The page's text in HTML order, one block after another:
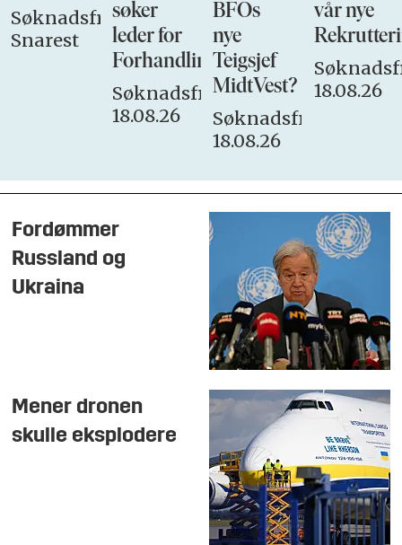
Søknadsfrist:
Snarest
søker
leder for
Forhandlingsutvalget
Søknadsfrist:
18.08.26
BFOs
nye
Teigsjef
MidtVest?
Søknadsfrist:
18.08.26
vår nye
18.08.26
Fordømmer
Russland og
Ukraina
Mener dronen
skulle eksplodere